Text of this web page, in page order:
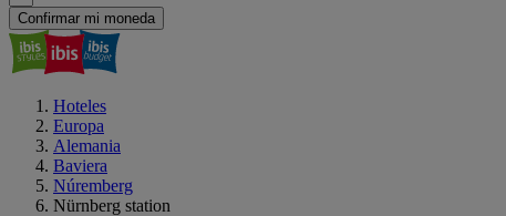
Confirmar mi moneda
Hoteles
Europa
Alemania
Baviera
Núremberg
Nürnberg station